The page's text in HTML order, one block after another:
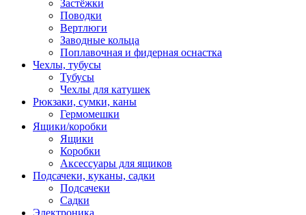
Застёжки
Поводки
Вертлюги
Заводные кольца
Поплавочная и фидерная оснастка
Чехлы, тубусы
Тубусы
Чехлы для катушек
Рюкзаки, сумки, каны
Гермомешки
Ящики/коробки
Ящики
Коробки
Аксессуары для ящиков
Подсачеки, куканы, садки
Подсачеки
Садки
Электроника